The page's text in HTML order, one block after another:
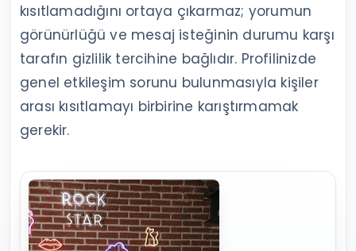
kısıtlamadığını ortaya çıkarmaz; yorumun
görünürlüğü ve mesaj isteğinin durumu karşı
tarafın gizlilik tercihine bağlıdır. Profilinizde
genel etkileşim sorunu bulunmasıyla kişiler
arası kısıtlamayı birbirine karıştırmamak
gerekir.